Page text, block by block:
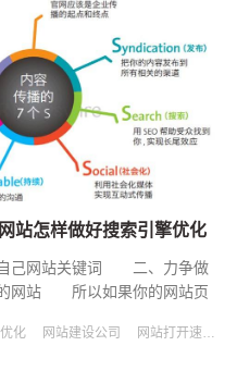
要注意，不同行业、不同页面
。唯科优化
站怎样做好搜索引擎优化
己网站关键词 二、力争做
的网站 所以如果你的网站页
此，在做搜索引擎优化的时
化 网站建设公司 网站打开速度